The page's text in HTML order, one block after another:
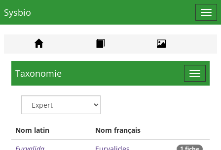
le
Sysbio
Toggle
Taxonomie
Nom latin
Nom français